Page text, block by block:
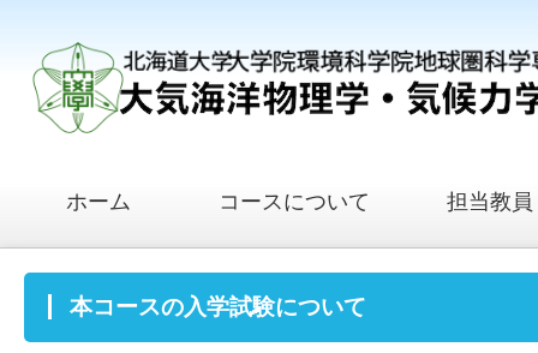
ホーム コースについて 担当教員
本コースの入学試験について